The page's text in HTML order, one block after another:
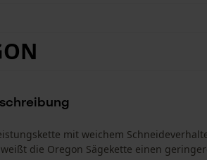
mit weichem
die Oregon Sägekette einen